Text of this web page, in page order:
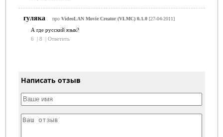
гуляка про VideoLAN Movie Creator (VLMC) 0.1.0[27-04-2011]
А где русский язык?
6
| 8 | Ответить
Написать отзыв